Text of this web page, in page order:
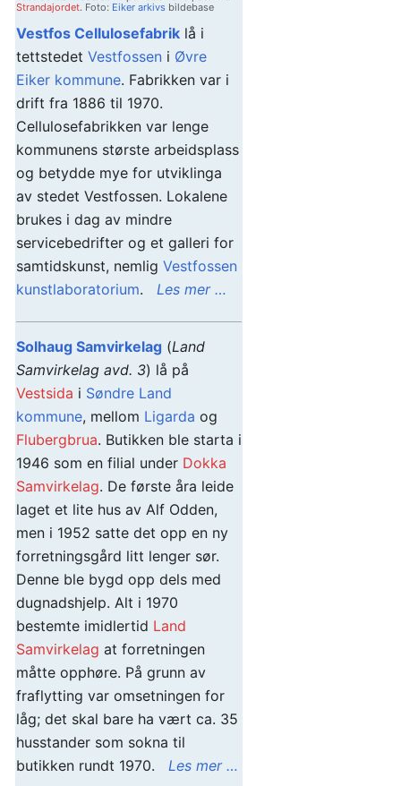
Strandajordet. Foto: Eiker arkivs bildebase
Vestfos Cellulosefabrik lå i
tettstedet Vestfossen i Øvre
Eiker kommune. Fabrikken var i
drift fra 1886 til 1970.
Cellulosefabrikken var lenge
kommunens største arbeidsplass
og betydde mye for utviklinga
av stedet Vestfossen. Lokalene
brukes i dag av mindre
servicebedrifter og et galleri for
samtidskunst, nemlig Vestfossen
kunstlaboratorium. Les mer …
Solhaug Samvirkelag (Land
Samvirkelag avd. 3) lå på
Vestsida i Søndre Land
kommune, mellom Ligarda og
Flubergbrua. Butikken ble starta i
1946 som en filial under Dokka
Samvirkelag. De første åra leide
laget et lite hus av Alf Odden,
men i 1952 satte det opp en ny
forretningsgård litt lenger sør.
Denne ble bygd opp dels med
dugnadshjelp. Alt i 1970
bestemte imidlertid Land
Samvirkelag at forretningen
måtte opphøre. På grunn av
fraflytting var omsetningen for
låg; det skal bare ha vært ca. 35
husstander som sokna til
butikken rundt 1970. Les mer …